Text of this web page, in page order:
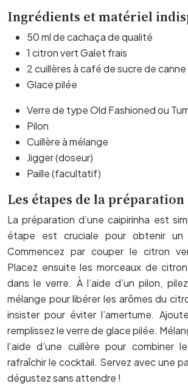
Ingrédients et matériel
50 ml de cachaça de qualité
1 citron vert Galet frais
2 cuillères à café de sucre de canne
Glace pilée
Verre de type Old Fashioned ou
Pilon
Cuillère à mélange
Jigger (doseur)
Paille (facultatif)
Les étapes de la préparation
La préparation d’une caipirinha est
étape est cruciale pour obtenir un
Commencez par couper le citron
Placez ensuite les morceaux de
dans le verre. À l’aide d’un pilon,
mélange pour libérer les arômes du
insister pour éviter l’amertume.
remplissez le verre de glace pilée.
l’aide d’une cuillère pour combiner
rafraîchir le cocktail. Servez avec une
dégustez sans attendre !